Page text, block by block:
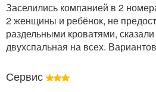
Заселились компанией в 2
2 женщины и ребёнок, не
раздельными кроватями, сказали
двухспальная на всех.
Сервис